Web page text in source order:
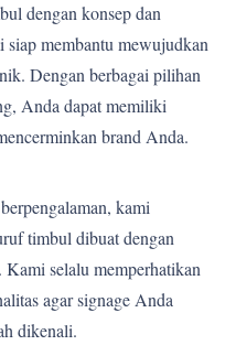
dengan konsep dan
membantu mewujudkan
Dengan berbagai pilihan
Anda dapat memiliki
brand Anda.
kami
timbul dibuat dengan
selalu memperhatikan
agar signage Anda
dikenali.